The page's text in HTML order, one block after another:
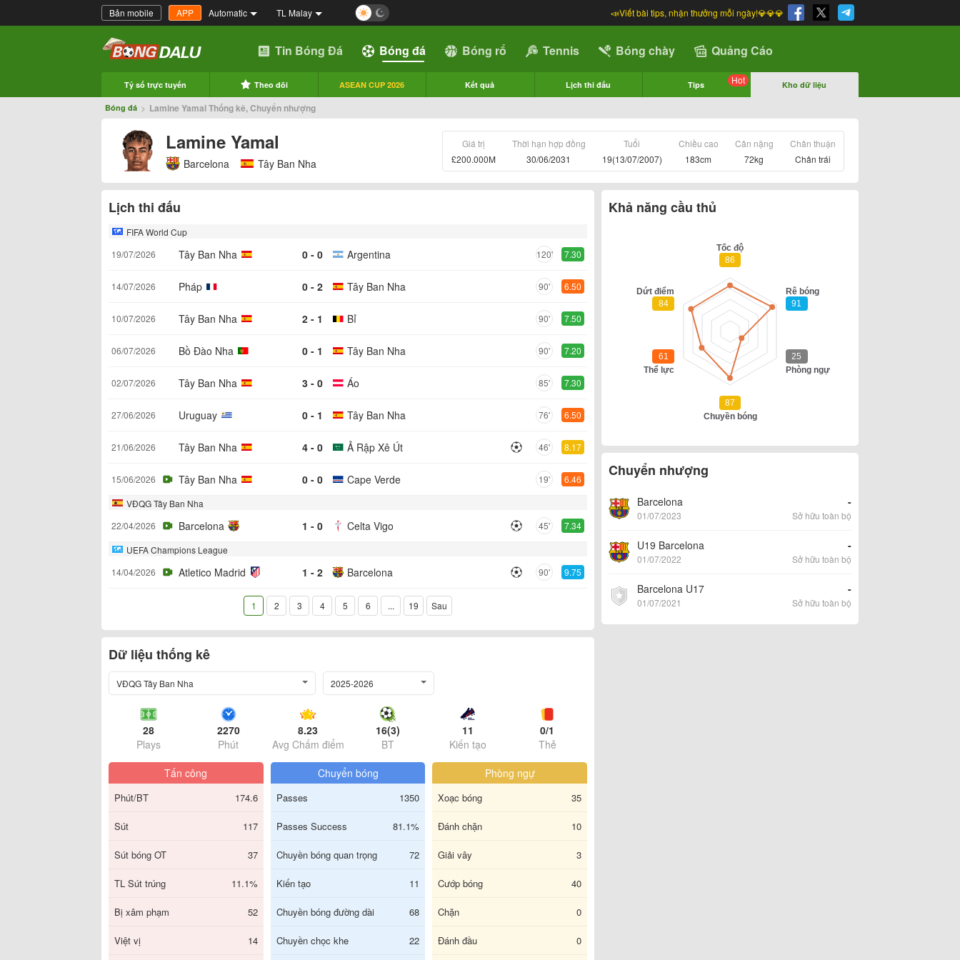
Bản mobile APP Automatic TL Malay 📣Viết bài tips, nhận thưởng mỗi ngày!💎💎💎
Tin Bóng Đá Bóng đá Bóng rổ Tennis Bóng chày Quảng Cáo
Tỷ số trực tuyến Theo dõi ASEAN CUP 2026 Kết quả Lịch thi đấu Tips Hot Kho dữ liệu
Bóng đá > Lamine Yamal Thống kê, Chuyển nhượng
Lamine Yamal
Barcelona Tây Ban Nha
Giá trị
£200.000M
Thời hạn hợp đồng
30/06/2031
Tuổi
19(13/07/2007)
Chiều cao
183cm
Cân nặng
72kg
Chân thuận
Chân trái
Lịch thi đấu
FIFA World Cup
19/07/2026
Tây Ban Nha 0 - 0 Argentina 120' 7.30
14/07/2026 Pháp 0 - 2 Tây Ban Nha 90' 6.50
10/07/2026 Tây Ban Nha 2 - 1 Bỉ 90' 7.50
06/07/2026 Bồ Đào Nha 0 - 1 Tây Ban Nha 90' 7.20
02/07/2026 Tây Ban Nha 3 - 0 Áo 85' 7.30
27/06/2026 Uruguay 0 - 1 Tây Ban Nha 76' 6.50
21/06/2026 Tây Ban Nha 4 - 0 Ả Rập Xê Út 46' 8.17
15/06/2026 Tây Ban Nha 0 - 0 Cape Verde 19'
6.46
VĐQG Tây Ban Nha
22/04/2026
Barcelona 1 - 0 Celta Vigo 45'
7.34
UEFA Champions League
14/04/2026
Atletico Madrid 1 - 2 Barcelona 90' 9.75
1 2 3 4 5 6 ... 19 Sau
Dữ liệu thống kê
VĐQG Tây Ban Nha 2025-2026
28
Plays
2270
Phút
8.23
Avg Chấm điểm
16(3)
BT
11
Kiến tạo
0/1
Thẻ
Tấn công
Phút/BT 174.6
Sút 117
Sút bóng OT 37
TL Sút trúng 11.1%
Bị xâm phạm 52
Việt vị 14
Chuyển bóng
Passes 1350
Passes Success 81.1%
Chuyền bóng quan trọng 72
Kiến tạo 11
Chuyền bóng đường dài 68
Chuyền chọc khe 22
Phòng ngự
Xoạc bóng 35
Đánh chặn 10
Giải vây 3
Cướp bóng 40
Chặn 0
Đánh đầu 0
Khả năng cầu thủ
Chuyển nhượng
Barcelona
01/07/2023
-
Sở hữu toàn bộ
U19 Barcelona
01/07/2022
-
Sở hữu toàn bộ
Barcelona U17
01/07/2021
-
Sở hữu toàn bộ